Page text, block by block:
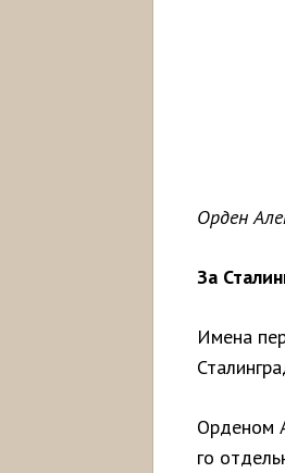
Орден
За
Имена
Орденом
го